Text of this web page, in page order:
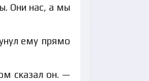
Они нас, а мы
ему прямо
сказал он. —